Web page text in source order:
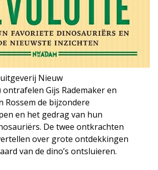
Nieuw
ontrafelen Gijs Rademaker en
Rossem de bijzondere
en het gedrag van hun
De twee ontkrachten
over grote ontdekkingen
van de dino’s ontsluieren.